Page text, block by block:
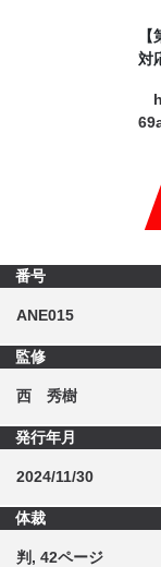
対
番号
ANE015
監修
西 秀樹
発行年月
2024/11/30
体裁
判, 42ページ